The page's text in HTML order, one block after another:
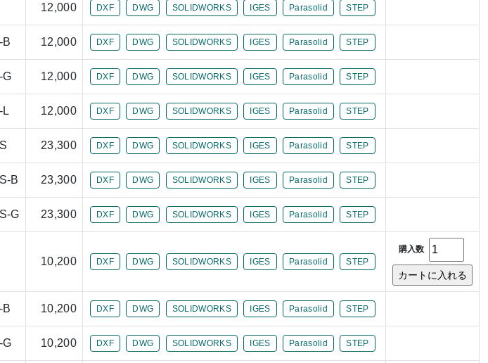
12,000 DXF DWG SOLIDWORKS IGES Parasolid STEP
B 12,000 DXF DWG SOLIDWORKS IGES Parasolid STEP
G 12,000 DXF DWG SOLIDWORKS IGES Parasolid STEP
L 12,000 DXF DWG SOLIDWORKS IGES Parasolid STEP
23,300 DXF DWG SOLIDWORKS IGES Parasolid STEP
B 23,300 DXF DWG SOLIDWORKS IGES Parasolid STEP
G 23,300 DXF DWG SOLIDWORKS IGES Parasolid STEP
10,200 DXF DWG SOLIDWORKS IGES Parasolid STEP
購入数
B 10,200 DXF DWG SOLIDWORKS IGES Parasolid STEP
G 10,200 DXF DWG SOLIDWORKS IGES Parasolid STEP